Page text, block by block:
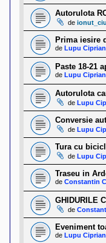
Autorulota
de
Prima iesire
de Lupu Ciprian
Paste 18-21
de Lupu Ciprian
Autorulota
de Lupu
Conversie
de Lupu
Tura cu
de Lupu
Traseu in
de Constantin
GHIDURILE
de
Eveniment
de Lupu Ciprian